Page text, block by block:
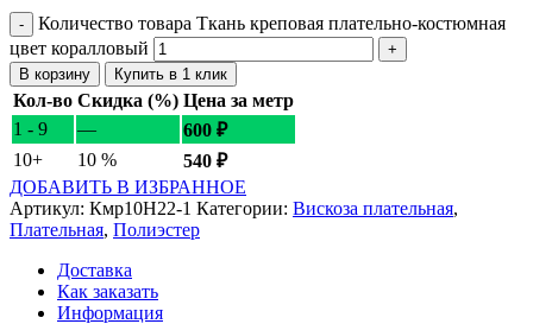
Количество товара Ткань креповая плательно-костюмная
цвет коралловый
В корзину Купить в 1 клик
Кол-во Скидка (%) Цена за метр
1 - 9
— 600 ₽
10+
10 % 540 ₽
ДОБАВИТЬ В ИЗБРАННОЕ
Артикул: Кмр10Н22-1 Категории: Вискоза плательная,
Плательная, Полиэстер
Доставка
Как заказать
Информация